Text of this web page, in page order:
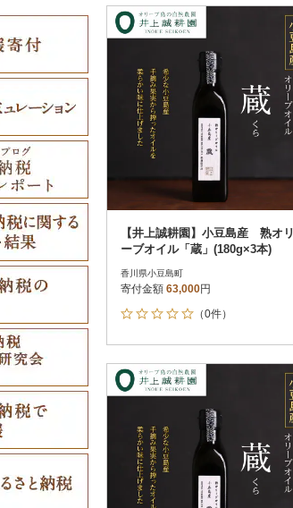
【井上誠耕園】小豆島産 熟オリ
ーブオイル「蔵」(180g×3本)
香川県小豆島町
寄付金額 63,000円
（0件）